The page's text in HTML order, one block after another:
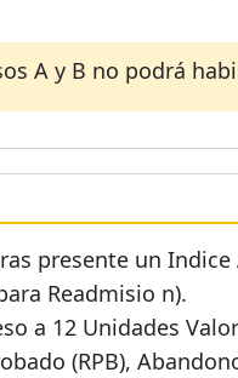
A y B no podrá
presente un
Readmisio n).
a 12 Unidades
(RPB),